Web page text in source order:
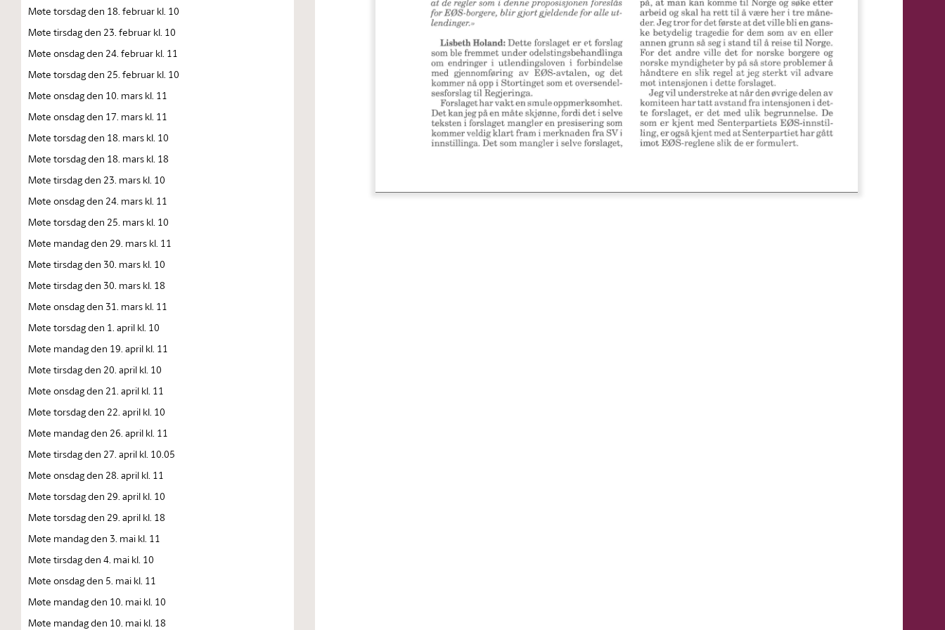
Møte torsdag den 18. februar kl. 10
Møte tirsdag den 23. februar kl. 10
Møte onsdag den 24. februar kl. 11
Møte torsdag den 25. februar kl. 10
Møte onsdag den 10. mars kl. 11
Møte onsdag den 17. mars kl. 11
Møte torsdag den 18. mars kl. 10
Møte torsdag den 18. mars kl. 18
Møte tirsdag den 23. mars kl. 10
Møte onsdag den 24. mars kl. 11
Møte torsdag den 25. mars kl. 10
Møte mandag den 29. mars kl. 11
Møte tirsdag den 30. mars kl. 10
Møte tirsdag den 30. mars kl. 18
Møte onsdag den 31. mars kl. 11
Møte torsdag den 1. april kl. 10
Møte mandag den 19. april kl. 11
Møte tirsdag den 20. april kl. 10
Møte onsdag den 21. april kl. 11
Møte torsdag den 22. april kl. 10
Møte mandag den 26. april kl. 11
Møte tirsdag den 27. april kl. 10.05
Møte onsdag den 28. april kl. 11
Møte torsdag den 29. april kl. 10
Møte torsdag den 29. april kl. 18
Møte mandag den 3. mai kl. 11
Møte tirsdag den 4. mai kl. 10
Møte onsdag den 5. mai kl. 11
Møte mandag den 10. mai kl. 10
Møte mandag den 10. mai kl. 18